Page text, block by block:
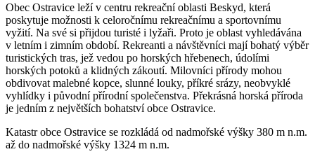
Obec Ostravice leží v centru rekreační oblasti Beskyd, která
poskytuje možnosti k celoročnímu rekreačnímu a sportovnímu
vyžití. Na své si přijdou turisté i lyžaři. Proto je oblast vyhledávána
v letním i zimním období. Rekreanti a návštěvníci mají bohatý výběr
turistických tras, jež vedou po horských hřebenech, údolími
horských potoků a klidných zákoutí. Milovníci přírody mohou
obdivovat malebné kopce, slunné louky, příkré srázy, neobvyklé
vyhlídky i původní přírodní společenstva. Překrásná horská příroda
je jedním z největších bohatství obce Ostravice.
Katastr obce Ostravice se rozkládá od nadmořské výšky 380 m n.m.
až do nadmořské výšky 1324 m n.m.